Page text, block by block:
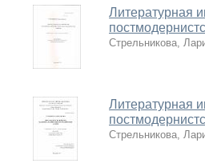
Литературная
Стрельникова,
Литературная
Стрельникова,